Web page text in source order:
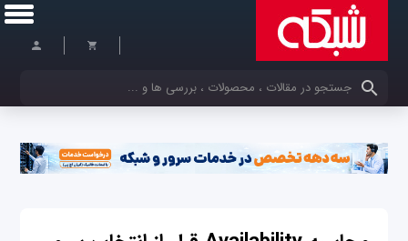
کلمات کلیدی خود را وارد کنید